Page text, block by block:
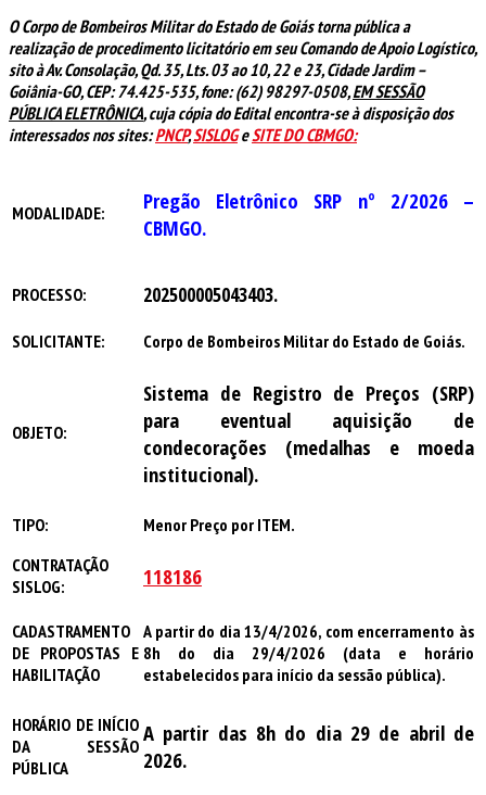
O Corpo de Bombeiros Militar do Estado de Goiás torna pública a
realização de procedimento licitatório em seu Comando de Apoio Logístico,
sito à Av. Consolação, Qd. 35, Lts. 03 ao 10, 22 e 23, Cidade Jardim –
Goiânia-GO, CEP: 74.425-535, fone: (62) 98297-0508,EM SESSÃO
PÚBLICA ELETRÔNICA, cuja cópia do Edital encontra-se à disposição dos
interessados nos sites:PNCP,SISLOGeSITE DO CBMGO:
MODALIDADE:
Pregão Eletrônico SRP nº 2/2026 –
CBMGO.
PROCESSO: 202500005043403.
SOLICITANTE: Corpo de Bombeiros Militar do Estado de Goiás.
OBJETO:
Sistema de Registro de Preços (SRP)
para eventual aquisição de
condecorações (medalhas e moeda
institucional).
TIPO:
Menor Preço por ITEM.
CONTRATAÇÃO
SISLOG:
118186
CADASTRAMENTO
DE PROPOSTAS E
HABILITAÇÃO
A partir do dia 13/4/2026, com encerramento às
8h do dia 29/4/2026 (data e horário
estabelecidos para início da sessão pública).
HORÁRIO DE INÍCIO
DA SESSÃO
PÚBLICA
A partir das 8h do dia 29 de abril de
2026.